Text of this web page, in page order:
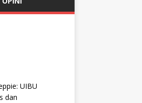
UIBU
dan